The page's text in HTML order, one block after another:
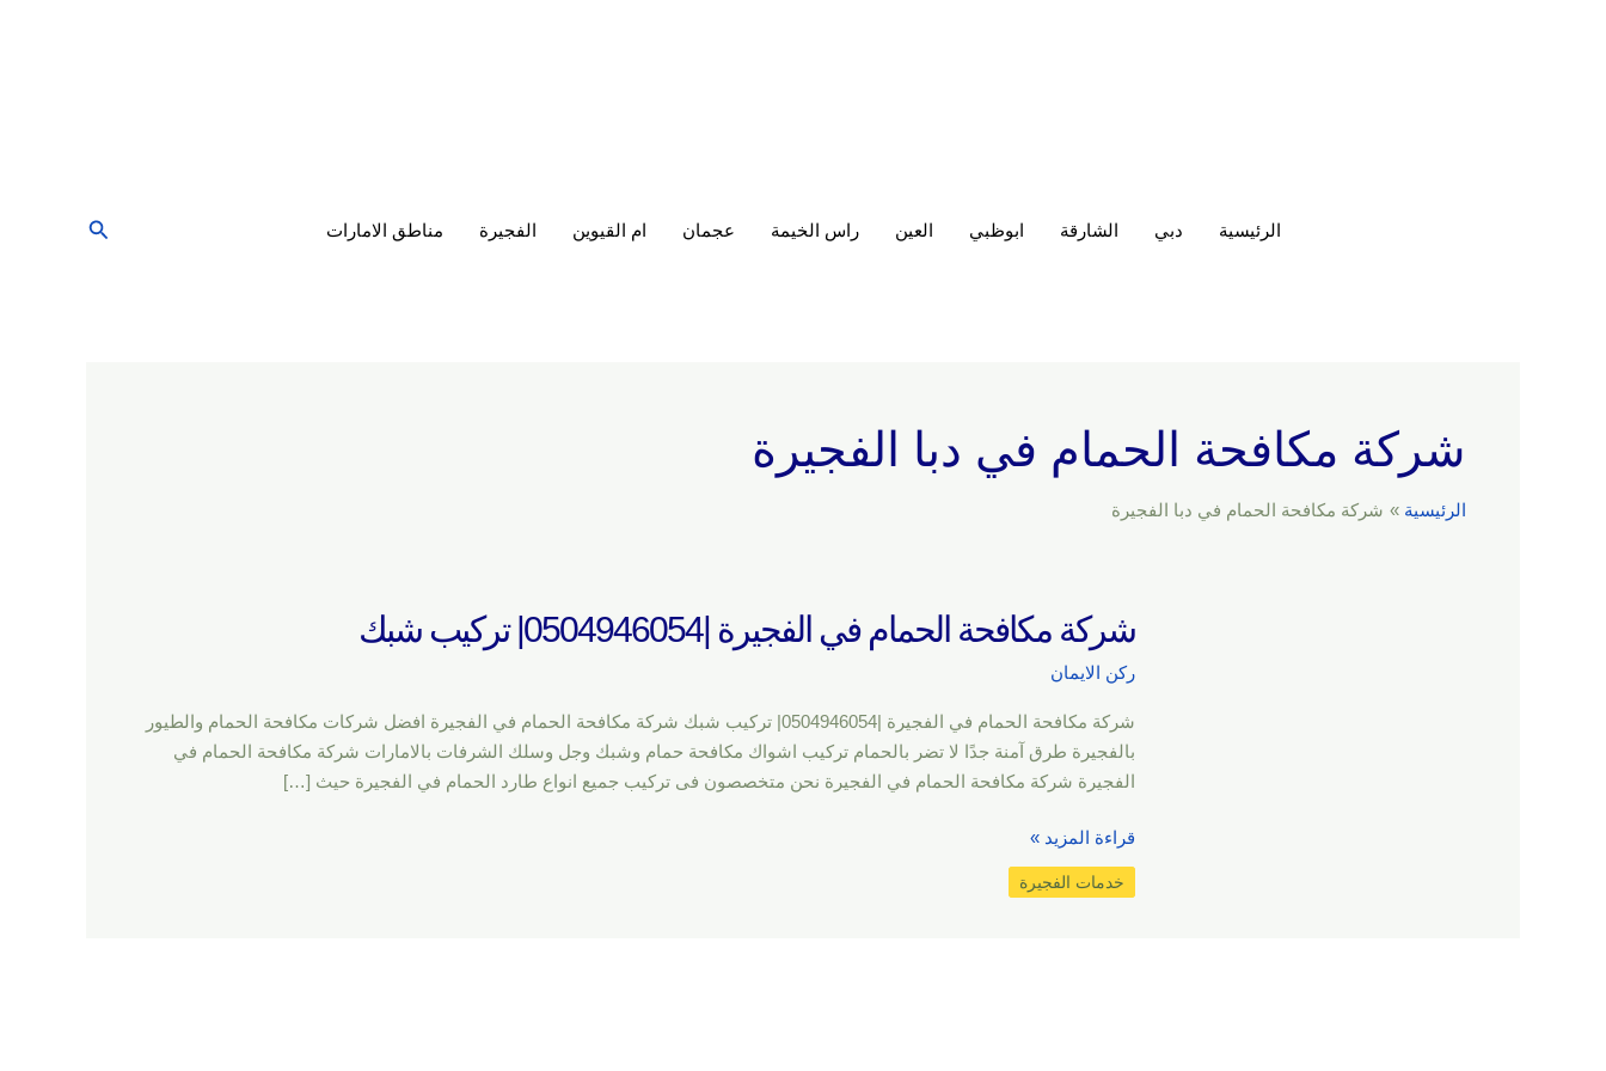
الرئيسية دبي الشارقة ابوظبي العين راس الخيمة عجمان ام القيوين الفجيرة مناطق الامارات البحث
شركة مكافحة الحمام في دبا الفجيرة
الرئيسية شركة مكافحة الحمام في دبا الفجيرة
شركة مكافحة الحمام في الفجيرة |0504946054| تركيب شبك
ركن الايمان
شركة مكافحة الحمام في الفجيرة |0504946054| تركيب شبك شركة مكافحة الحمام في الفجيرة افضل شركات مكافحة الحمام والطيور
بالفجيرة طرق آمنة جدًا لا تضر بالحمام تركيب اشواك مكافحة حمام وشبك وجل وسلك الشرفات بالامارات شركة مكافحة الحمام في
الفجيرة شركة مكافحة الحمام في الفجيرة نحن متخصصون فى تركيب جميع انواع طارد الحمام في الفجيرة حيث […]
قراءة المزيد »
خدمات الفجيرة